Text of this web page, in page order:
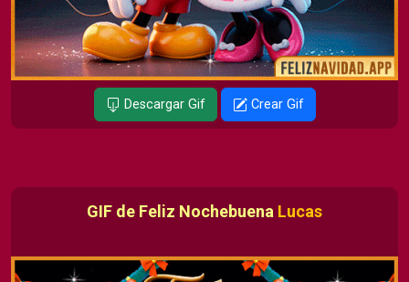
Descargar Gif Crear Gif
GIF de Feliz Nochebuena Lucas